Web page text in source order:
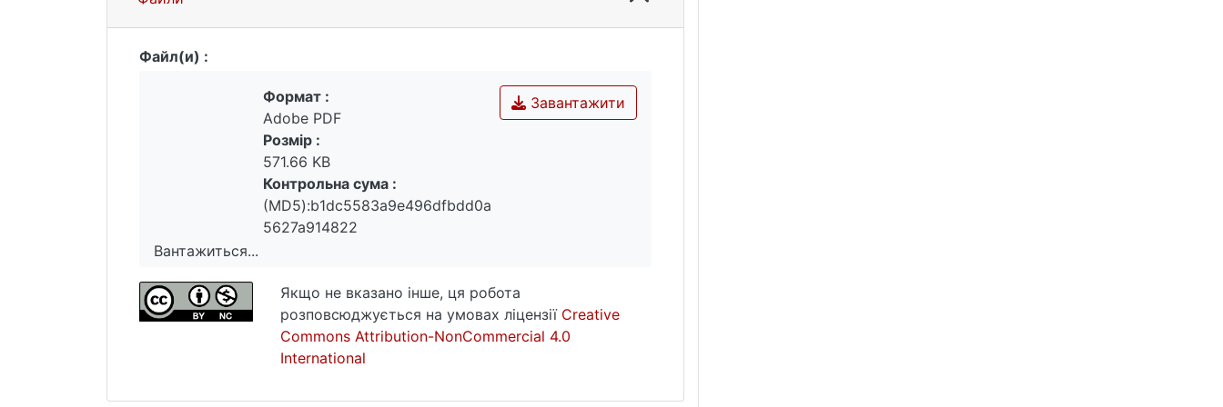
Файл(и) :
Вантажиться...
Вантажиться...
Завантажити
Формат :
Adobe PDF
Розмір :
571.66 KB
Контрольна сума :
(MD5):b1dc5583a9e496dfbdd0a
5627a914822
Якщо не вказано інше, ця робота
розповсюджується на умовах ліцензії Creative
Commons Attribution-NonCommercial 4.0
International